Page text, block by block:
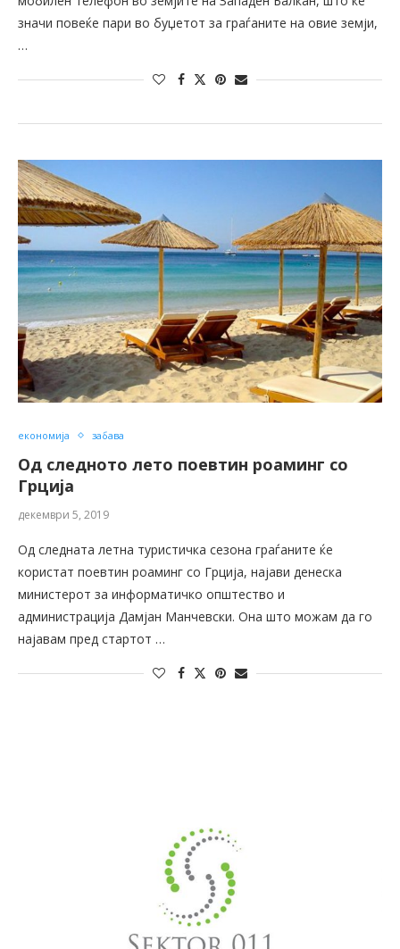
значи повеќе пари во буџетот за граѓаните на овие земји,
…
економија забава
Од следното лето поевтин роаминг со
Грција
декември 5, 2019
Од следната летна туристичка сезона граѓаните ќе
користат поевтин роаминг со Грција, најави денеска
министерот за информатичко општество и
администрација Дамјан Манчевски. Она што можам да го
најавам пред стартот …